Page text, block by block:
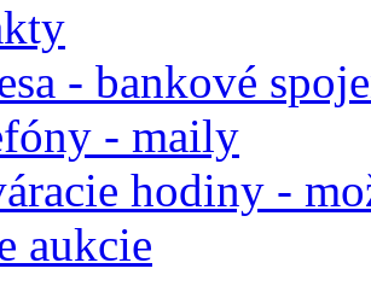
- bankové
- maily
hodiny -
aukcie